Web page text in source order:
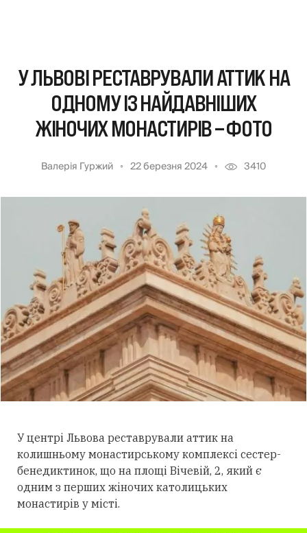
У ЛЬВОВІ РЕСТАВРУВАЛИ АТТИК НА
ОДНОМУ ІЗ НАЙДАВНІШИХ
ЖІНОЧИХ МОНАСТИРІВ – ФОТО
Валерія Гуржий 22 березня 2024 3410
У центрі Львова реставрували аттик на
колишньому монастирському комплексі сестер-
бенедиктинок, що на площі Вічевій, 2, який є
одним з перших жіночих католицьких
монастирів у місті.